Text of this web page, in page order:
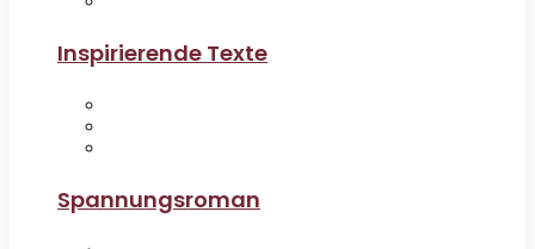
Inspirierende Texte
Spannungsroman